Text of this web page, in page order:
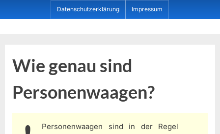
to
Datenschutzerklärung Impressum
Wie genau sind
Personenwaagen?
Personenwaagen sind in der Regel